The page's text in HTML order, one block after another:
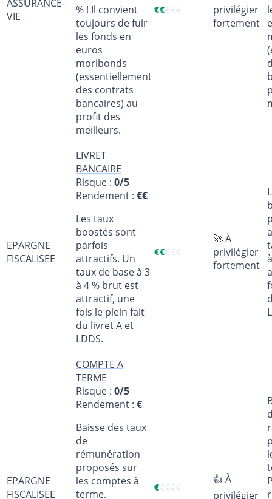
ASSURANCE-
VIE
% ! Il convient
toujours de fuir
les fonds en
euros
moribonds
(essentiellement
des contrats
bancaires) au
profit des
meilleurs.
€€€€€
privilégier
fortement
EPARGNE
FISCALISEE
LIVRET
BANCAIRE
Risque : 0/5
Rendement : €€
Les taux
boostés sont
parfois
attractifs. Un
taux de base à 3
à 4 % brut est
attractif, une
fois le plein fait
du livret A et
LDDS.
€€€€€
🚀 À
privilégier
fortement
EPARGNE
FISCALISEE
COMPTE A
TERME
Risque : 0/5
Rendement : €
Baisse des taux
de
rémunération
proposés sur
les comptes à
terme.
€€€€€
👍 À
privilégier